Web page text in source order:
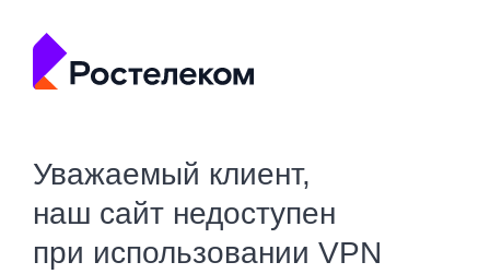
Уважаемый клиент,
наш сайт недоступен
при использовании VPN